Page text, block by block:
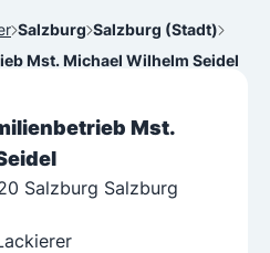
Salzburg Salzburg (Stadt)
Mst. Michael Wilhelm Seidel
Mst.
Salzburg Salzburg